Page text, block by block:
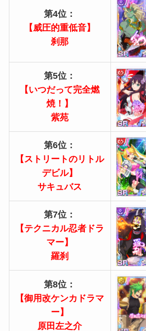
第4位：
【威圧的重低音】
刹那
第5位：
【いつだって完全燃
焼！】
紫苑
第6位：
【ストリートのリトル
デビル】
サキュバス
第7位：
【テクニカル忍者ドラ
マー】
羅刹
第8位：
【御用改ケンカドラマ
ー】
原田左之介